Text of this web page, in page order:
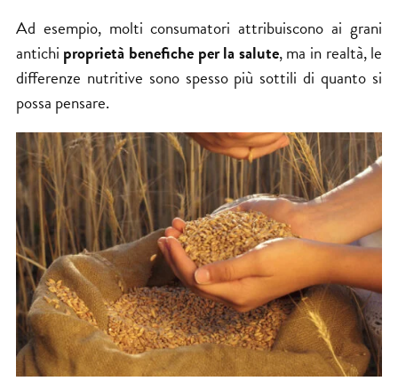
Ad esempio, molti consumatori attribuiscono ai grani
antichi proprietà benefiche per la salute, ma in realtà, le
differenze nutritive sono spesso più sottili di quanto si
possa pensare.